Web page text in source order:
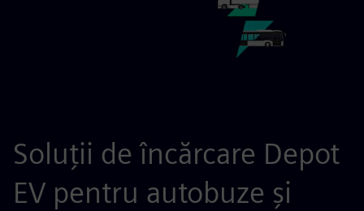
Soluții de încărcare Depot
EV pentru autobuze și